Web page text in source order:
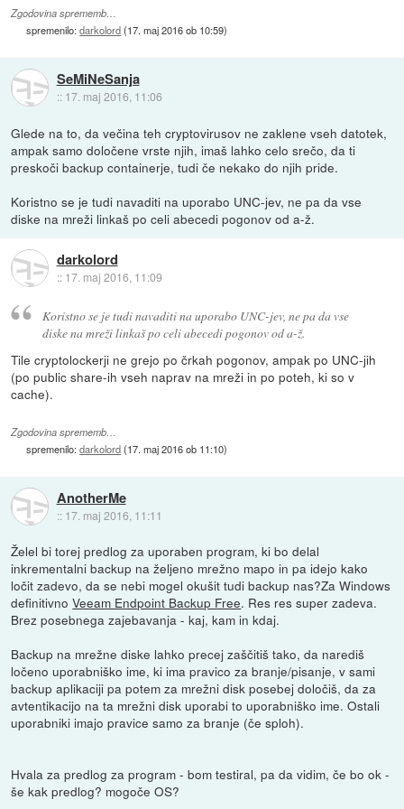
Zgodovina sprememb…
spremenilo:darkolord(17. maj 2016 ob 10:59)
SeMiNeSanja
:: 17. maj 2016, 11:06
Glede na to, da večina teh cryptovirusov ne zaklene vseh datotek,
ampak samo določene vrste njih, imaš lahko celo srečo, da ti
preskoči backup containerje, tudi če nekako do njih pride.
Koristno se je tudi navaditi na uporabo UNC-jev, ne pa da vse
diske na mreži linkaš po celi abecedi pogonov od a-ž.
darkolord
:: 17. maj 2016, 11:09
Koristno se je tudi navaditi na uporabo UNC-jev, ne pa da vse
diske na mreži linkaš po celi abecedi pogonov od a-ž.
Tile cryptolockerji ne grejo po črkah pogonov, ampak po UNC-jih
(po public share-ih vseh naprav na mreži in po poteh, ki so v
cache).
Zgodovina sprememb…
spremenilo:darkolord(17. maj 2016 ob 11:10)
AnotherMe
:: 17. maj 2016, 11:11
Želel bi torej predlog za uporaben program, ki bo delal
inkrementalni backup na željeno mrežno mapo in pa idejo kako
ločit zadevo, da se nebi mogel okušit tudi backup nas?Za Windows
definitivnoVeeam Endpoint Backup Free. Res res super zadeva.
Brez posebnega zajebavanja - kaj, kam in kdaj.
Backup na mrežne diske lahko precej zaščitiš tako, da narediš
ločeno uporabniško ime, ki ima pravico za branje/pisanje, v sami
backup aplikaciji pa potem za mrežni disk posebej določiš, da za
avtentikacijo na ta mrežni disk uporabi to uporabniško ime. Ostali
uporabniki imajo pravice samo za branje (če sploh).
Hvala za predlog za program - bom testiral, pa da vidim, če bo ok -
še kak predlog? mogoče OS?